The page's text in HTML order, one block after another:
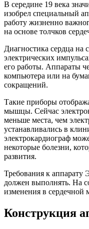
В середине 19 века
изобрел специальный
работу жизненно
на основе толчков
Диагностика сердца на
электрических
его работы. Аппараты
компьютера или на
сокращений.
Такие приборы
мышцы. Сейчас
меньше места, чем
устанавливались в
электрокардиограф
некоторые болезни,
развития.
Требования к аппарату
должен выполнять. На
изменения в сердечной
Конструкция